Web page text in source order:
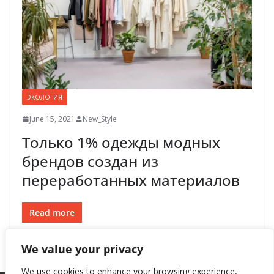
We value your privacy
We use cookies to enhance your browsing experience,
ЭКОЛОГИЯ
June 15, 2021 New_Style
Tолько 1% одежды модных
брендов создан из
переработанных материалов
Read more